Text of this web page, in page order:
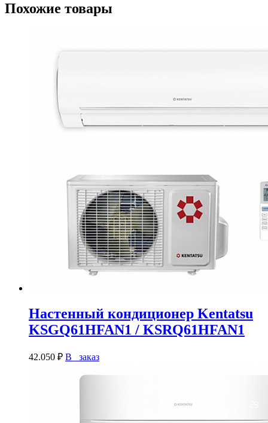
Похожие товары
Настенный кондиционер Kentatsu
KSGQ61HFAN1 / KSRQ61HFAN1
42.050 ₽ В заказ